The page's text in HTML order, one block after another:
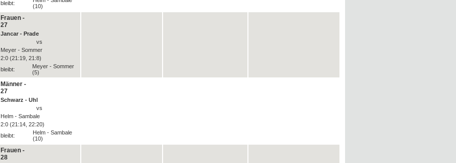
bleibt:
(10)
Frauen -
27
Jancar - Prade
vs
Meyer - Sommer
2:0 (21:19, 21:8)
bleibt:
Meyer - Sommer
(5)
Männer -
27
Schwarz - Uhl
vs
Helm - Sambale
2:0 (21:14, 22:20)
bleibt:
Helm - Sambale
(10)
Frauen -
28